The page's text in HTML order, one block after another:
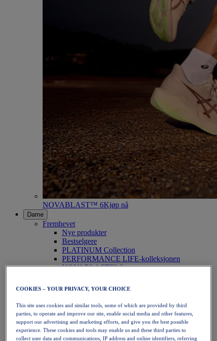
NOVABLAST™ 6Kjøp nå
Dame
Fremhevet
Nye produkter
Bestselgere
PLATINUM Collection
PERFORMANCE LIFE-kolleksjonen
NOVABLAST™ 6
Løping
Terrengløping
Tennis
Volleyball
Håndball
Padel
Netball
COOKIES – YOUR PRIVACY, YOUR CHOICE
This site uses cookies and similar tools, some of which are provided by third
parties, to operate and improve our site, enable social media and other features,
support our advertising and marketing efforts, and give you the best possible
experience. These cookies and tools may enable us and these third parties to
collect user data and communications, IP address and online identifiers, referring